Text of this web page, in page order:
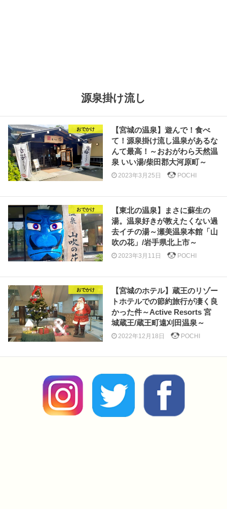
源泉掛け流し
おでかけ
【宮城の温泉】遊んで！食べ
て！源泉掛け流し温泉があるな
んて最高！～おおがわら天然温
泉 いい湯/柴田郡大河原町～
2023年3月25日 POCHI
おでかけ
【東北の温泉】まさに蘇生の
湯。温泉好きが教えたくない過
去イチの湯～瀬美温泉本館「山
吹の花」/岩手県北上市～
2023年3月11日 POCHI
おでかけ
【宮城のホテル】蔵王のリゾー
トホテルでの節約旅行が凄く良
かった件～Active Resorts 宮
城蔵王/蔵王町遠刈田温泉～
2022年12月18日 POCHI